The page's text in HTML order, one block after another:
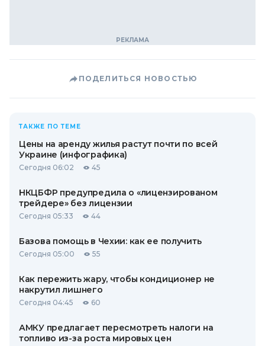
ПОДЕЛИТЬСЯ НОВОСТЬЮ
ТАКЖЕ ПО ТЕМЕ
Цены на аренду жилья растут почти по всей
Украине (инфографика)
Сегодня 06:02 45
НКЦБФР предупредила о «лицензированом
трейдере» без лицензии
Сегодня 05:33 44
Базова помощь в Чехии: как ее получить
Сегодня 05:00 55
Как пережить жару, чтобы кондиционер не
накрутил лишнего
Сегодня 04:45 60
АМКУ предлагает пересмотреть налоги на
топливо из-за роста мировых цен